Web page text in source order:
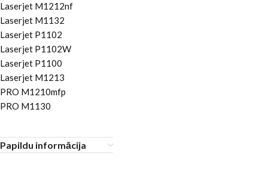
Laserjet M1212nf
Laserjet M1132
Laserjet P1102
Laserjet P1102W
Laserjet P1100
Laserjet M1213
PRO M1210mfp
PRO M1130
Papildu informācija